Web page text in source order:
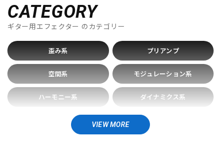
DJ機器
DTM オンライン納品 レコーディング機器
配信/ライブ機器 楽器アクセサリ
ヴィンテージ
Ashdown
audio-technica
B
BANZAI Bassics BECOS BEETRONICS
Benson Amps
Beyond Big Joe Birdland
BJFE
Blackberry JAM
Bogner
BONDI EFFECTS
BOOROCKS
BOSS
C
CAJ CARL MARTIN CAT’S Factory
catalinbread
Chase Bliss Audio Chocolate Electronics
Conisis
COPILOT FX
CopperSound Pedals
Cornerstone
Crazy Tube Circuits
CATEGORY
ギター用エフェクター のカテゴリー
歪み系 プリアンプ
空間系 モジュレーション系
ハーモニー系 ダイナミクス系
ノイズゲート・ノイズリダク フィルター・シンセ系
VIEW MORE